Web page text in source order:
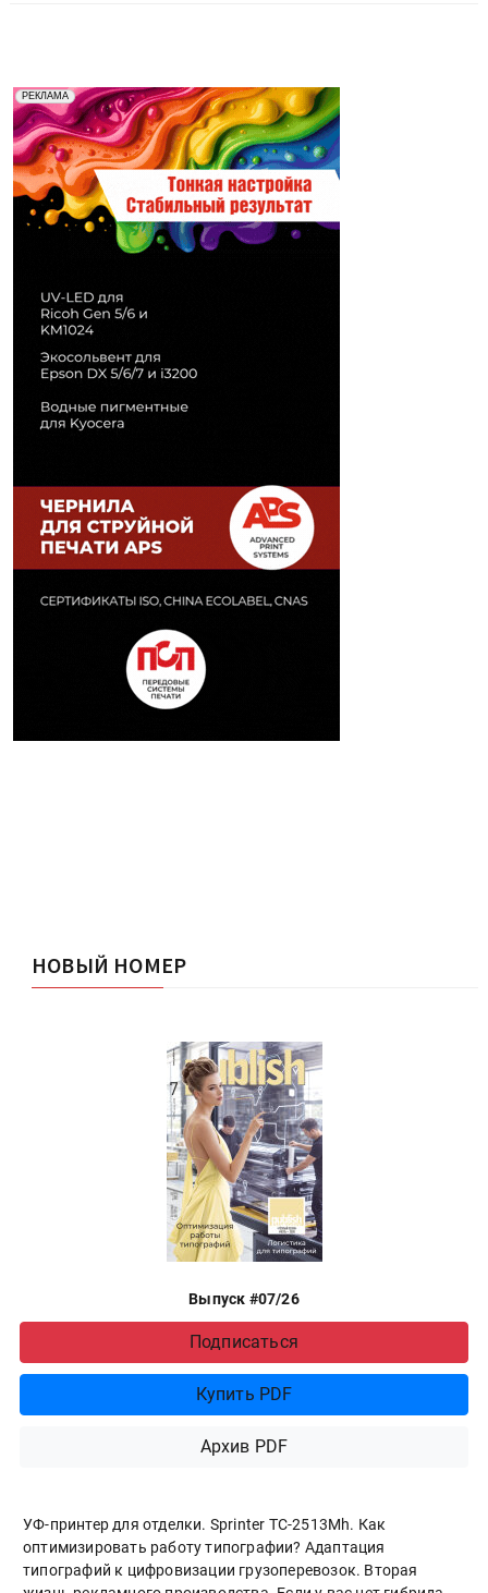
РЕКЛАМА
Реклама. Рекламодатель ООО "Передовые Системы
Печати" erid: 2SDnjd2d4Qz
НОВЫЙ НОМЕР
Выпуск #07/26
Подписаться
Купить PDF
Архив PDF
УФ-принтер для отделки. Sprinter ТС-2513Mh. Как
оптимизировать работу типографии? Адаптация
типографий к цифровизации грузоперевозок. Вторая